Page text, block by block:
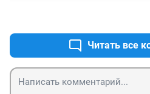
Читать все